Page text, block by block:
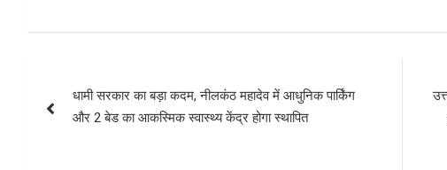
navigation
धामी सरकार का बड़ा कदम, नीलकंठ महादेव में आधुनिक पार्किंग
और 2 बेड का आकस्मिक स्वास्थ्य केंद्र होगा स्थापित